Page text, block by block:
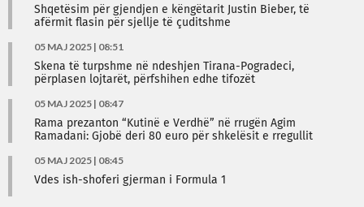
Shqetësim për gjendjen e këngëtarit Justin Bieber, të
afërmit flasin për sjellje të çuditshme
05 MAJ 2025 | 08:51
Skena të turpshme në ndeshjen Tirana-Pogradeci,
përplasen lojtarët, përfshihen edhe tifozët
05 MAJ 2025 | 08:47
Rama prezanton “Kutinë e Verdhë” në rrugën Agim
Ramadani: Gjobë deri 80 euro për shkelësit e rregullit
05 MAJ 2025 | 08:45
Vdes ish-shoferi gjerman i Formula 1